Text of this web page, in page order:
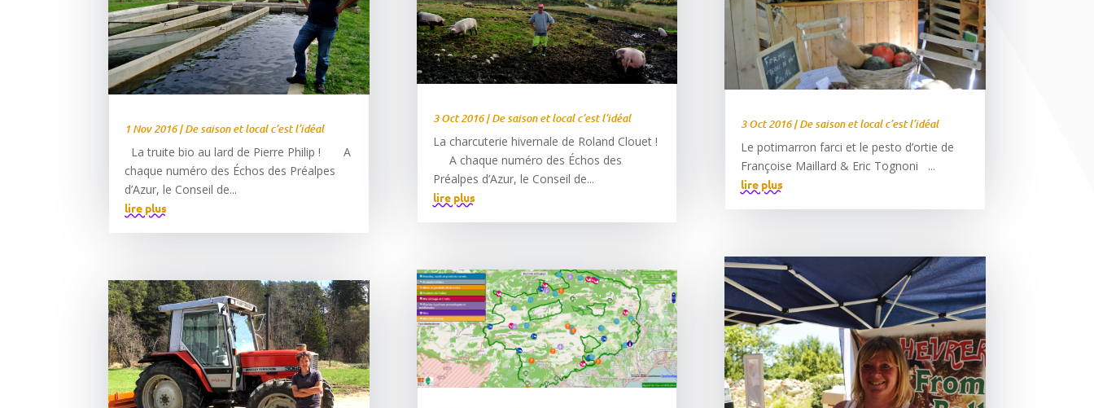
1 Nov 2016|De saison et local c’est l’idéal
La truite bio au lard de Pierre Philip ! A
chaque numéro des Échos des Préalpes
d’Azur, le Conseil de...
lire plus
3 Oct 2016|De saison et local c’est l’idéal
La charcuterie hivernale de Roland Clouet !
A chaque numéro des Échos des
Préalpes d’Azur, le Conseil de...
lire plus
3 Oct 2016|De saison et local c’est l’idéal
Le potimarron farci et le pesto d’ortie de
Françoise Maillard & Eric Tognoni ...
lire plus